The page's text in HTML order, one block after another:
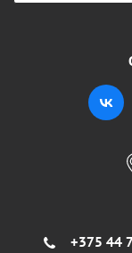
+375 44